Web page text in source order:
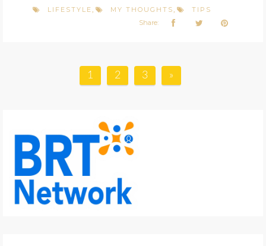
LIFESTYLE MY THOUGHTS
TIPS
Share:
1 2 3 »